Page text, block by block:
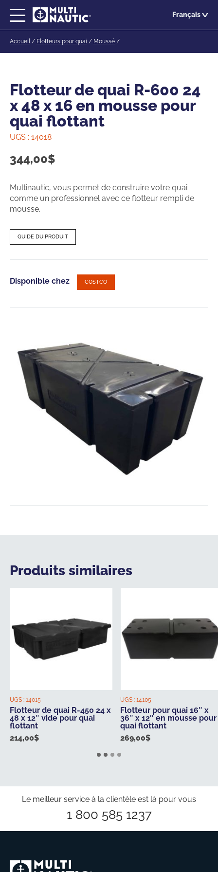
contenu
Français
Accueil/ Flotteurs pour quai / Moussé /
Flotteur de quai R-600 24
x 48 x 16 en mousse pour
quai flottant
UGS : 14018
344,00$
Multinautic, vous permet de construire votre quai
comme un professionnel avec ce flotteur rempli de
mousse.
GUIDE DU PRODUIT
Disponible chez COSTCO
Produits similaires
UGS : 14015
Flotteur de quai R-450 24 x
48 x 12″ vide pour quai
flottant
214,00$
UGS : 14105
Flotteur pour quai 16″ x
36″ x 12″ en mousse pour
quai flottant
269,00$
Le meilleur service à la clientèle est là pour vous
1 800 585 1237